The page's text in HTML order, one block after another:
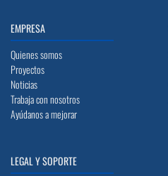
EMPRESA
Quienes somos
Proyectos
Noticias
Trabaja con nosotros
Ayúdanos a mejorar
LEGAL Y SOPORTE